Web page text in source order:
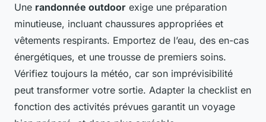
Une randonnée outdoor exige une préparation
minutieuse, incluant chaussures appropriées et
vêtements respirants. Emportez de l’eau, des en-cas
énergétiques, et une trousse de premiers soins.
Vérifiez toujours la météo, car son imprévisibilité
peut transformer votre sortie. Adapter la checklist en
fonction des activités prévues garantit un voyage